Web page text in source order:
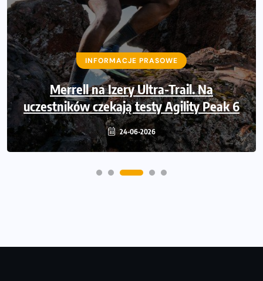
INFORMACJE PRASOWE
Merrell na Izery Ultra-Trail. Na
uczestników czekają testy Agility Peak 6
24-06-2026
INFORMACJE PRASOWE
43 000 powodów, by powiedzieć
dziękuję. Dołącz Poland Business Run i
pobiegnij po wsparcie dla osób z
niepełnosprawnością ruchową
14-06-2026